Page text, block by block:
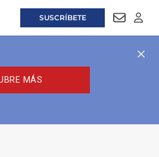
SUSCRÍBETE